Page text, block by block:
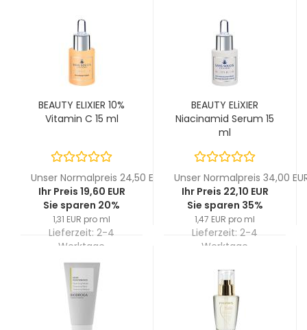
BEAUTY ELIXIER 10%
Vitamin C 15 ml
Unser Normalpreis 24,50 EUR
Ihr Preis 19,60 EUR
Sie sparen 20%
1,31 EUR pro ml
Lieferzeit: 2-4
Werktage
BEAUTY ELiXIER
Niacinamid Serum 15
ml
Unser Normalpreis 34,00
Ihr Preis 22,10 EUR
Sie sparen 35%
1,47 EUR pro ml
Lieferzeit: 2-4
Werktage